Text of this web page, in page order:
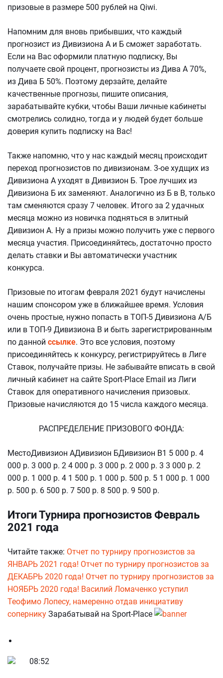
призовые в размере 500 рублей на Qiwi.
Напомним для вновь прибывших, что каждый
прогнозист из Дивизиона А и Б сможет заработать.
Если на Вас оформили платную подписку, Вы
получаете свой процент, прогнозисты из Дива А 70%,
из Дива Б 50%. Поэтому дерзайте, делайте
качественные прогнозы, пишите описания,
зарабатывайте кубки, чтобы Ваши личные кабинеты
смотрелись солидно, тогда и у людей будет больше
доверия купить подписку на Вас!
Также напомню, что у нас каждый месяц происходит
переход прогнозистов по дивизионам. 3-ое худщих из
Дивизиона А уходят в Дивизион Б. Трое лучших из
Дивизиона Б их заменяют. Аналогично из Б в В, только
там сменяются сразу 7 человек. Итого за 2 удачных
месяца можно из новичка подняться в элитный
Дивизион А. Ну а призы можно получить уже с первого
месяца участия. Присоединяйтесь, достаточно просто
делать ставки и Вы автоматически участник
конкурса.
Призовые по итогам февраля 2021 будут начислены
нашим спонсором уже в ближайшее время. Условия
очень простые, нужно попасть в ТОП-5 Дивизиона А/Б
или в ТОП-9 Дивизиона В и быть зарегистрированным
по данной ссылке. Это все условия, поэтому
присоединяйтесь к конкурсу, регистрируйтесь в Лиге
Ставок, получайте призы. Не забывайте вписать в свой
личный кабинет на сайте Sport-Place Email из Лиги
Ставок для оперативного начисления призовых.
Призовые начисляются до 15 числа каждого месяца.
РАСПРЕДЕЛЕНИЕ ПРИЗОВОГО ФОНДА:
МестоДивизион АДивизион БДивизион В1 5 000 р. 4
000 р. 3 000 р. 2 4 000 р. 3 000 р. 2 000 р. 3 3 000 р. 2
000 р. 1 000 р. 4 1 500 р. 1 000 р. 500 р. 5 1 000 р. 1 000
р. 500 р. 6 500 р. 7 500 р. 8 500 р. 9 500 р.
Итоги Турнира прогнозистов Февраль
2021 года
Читайте также: Отчет по турниру прогнозистов за
ЯНВАРЬ 2021 года! Отчет по турниру прогнозистов за
ДЕКАБРЬ 2020 года! Отчет по турниру прогнозистов за
НОЯБРЬ 2020 года! Василий Ломаченко уступил
Теофимо Лопесу, намеренно отдав инициативу
сопернику Зарабатывай на Sport-Place
08:52